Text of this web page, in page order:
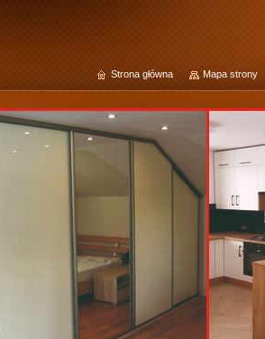
Strona główna Mapa strony